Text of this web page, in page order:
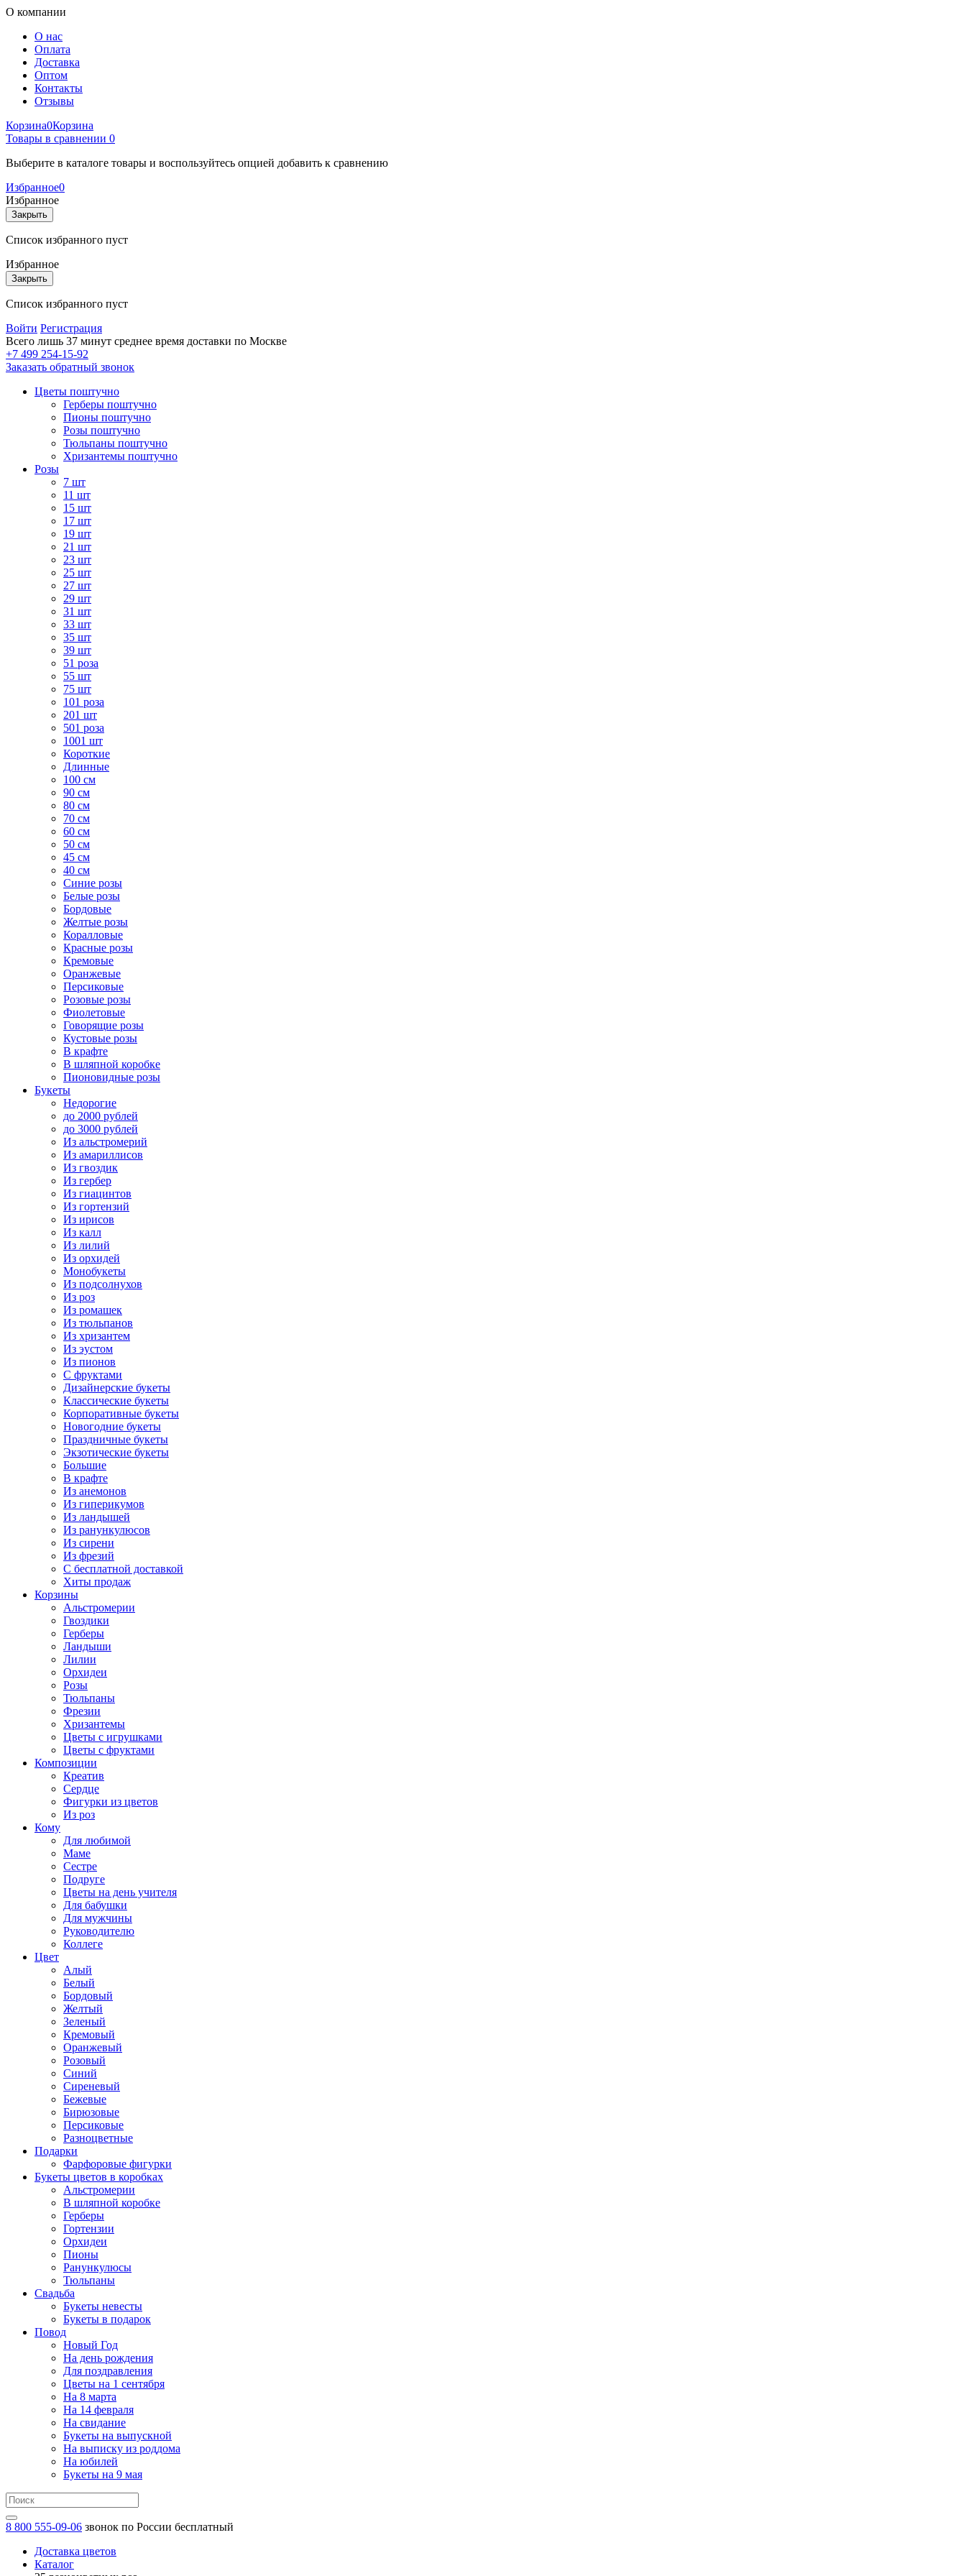
О компании
О нас
Оплата
Доставка
Оптом
Контакты
Отзывы
Корзина0Корзина
Товары в сравнении 0
Выберите в каталоге товары и воспользуйтесь опцией добавить к сравнению
Избранное0
Избранное
Закрыть
Список избранного пуст
Избранное
Закрыть
Список избранного пуст
Войти Регистрация
Всего лишь 37 минут среднее время доставки по Москве
+7 499 254-15-92
Заказать обратный звонок
Цветы поштучно
Герберы поштучно
Пионы поштучно
Розы поштучно
Тюльпаны поштучно
Хризантемы поштучно
Розы
7 шт
11 шт
15 шт
17 шт
19 шт
21 шт
23 шт
25 шт
27 шт
29 шт
31 шт
33 шт
35 шт
39 шт
51 роза
55 шт
75 шт
101 роза
201 шт
501 роза
1001 шт
Короткие
Длинные
100 см
90 см
80 см
70 см
60 см
50 см
45 см
40 см
Cиние розы
Белые розы
Бордовые
Желтые розы
Коралловые
Красные розы
Кремовые
Оранжевые
Персиковые
Розовые розы
Фиолетовые
Говорящие розы
Кустовые розы
В крафте
В шляпной коробке
Пионовидные розы
Букеты
Недорогие
до 2000 рублей
до 3000 рублей
Из альстромерий
Из амариллисов
Из гвоздик
Из гербер
Из гиацинтов
Из гортензий
Из ирисов
Из калл
Из лилий
Из орхидей
Монобукеты
Из подсолнухов
Из роз
Из ромашек
Из тюльпанов
Из хризантем
Из эустом
Из пионов
С фруктами
Дизайнерские букеты
Классические букеты
Корпоративные букеты
Новогодние букеты
Праздничные букеты
Экзотические букеты
Большие
В крафте
Из анемонов
Из гиперикумов
Из ландышей
Из ранункулюсов
Из сирени
Из фрезий
С бесплатной доставкой
Хиты продаж
Корзины
Альстромерии
Гвоздики
Герберы
Ландыши
Лилии
Орхидеи
Розы
Тюльпаны
Фрезии
Хризантемы
Цветы с игрушками
Цветы с фруктами
Композиции
Креатив
Сердце
Фигурки из цветов
Из роз
Кому
Для любимой
Маме
Сестре
Подруге
Цветы на день учителя
Для бабушки
Для мужчины
Руководителю
Коллеге
Цвет
Алый
Белый
Бордовый
Желтый
Зеленый
Кремовый
Оранжевый
Розовый
Синий
Сиреневый
Бежевые
Бирюзовые
Персиковые
Разноцветные
Подарки
Фарфоровые фигурки
Букеты цветов в коробках
Альстромерии
В шляпной коробке
Герберы
Гортензии
Орхидеи
Пионы
Ранункулюсы
Тюльпаны
Свадьба
Букеты невесты
Букеты в подарок
Повод
Новый Год
На день рождения
Для поздравления
Цветы на 1 сентября
На 8 марта
На 14 февраля
На свидание
Букеты на выпускной
На выписку из роддома
На юбилей
Букеты на 9 мая
8 800 555-09-06 звонок по России бесплатный
Доставка цветов
Каталог